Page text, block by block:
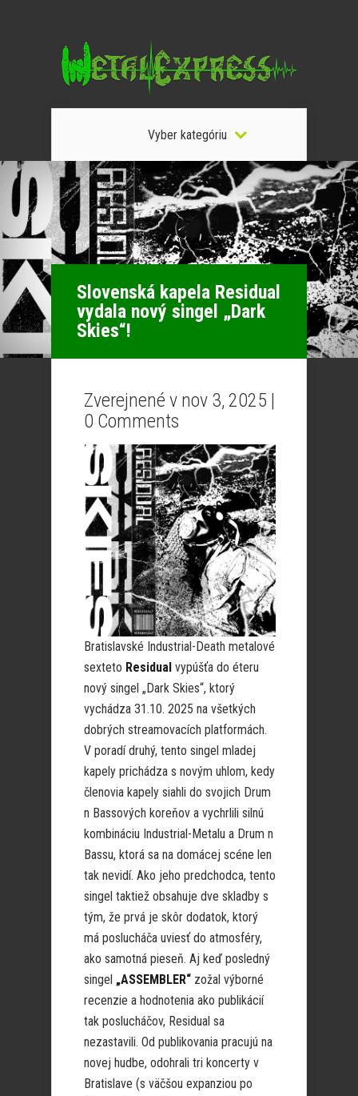
Vyber kategóriu
Slovenská kapela Residual
vydala nový singel „Dark
Skies“!
Zverejnené v nov 3, 2025 |
0 Comments
Bratislavské Industrial-Death metalové
sexteto Residual vypúšťa do éteru
nový singel „Dark Skies“, ktorý
vychádza 31.10. 2025 na všetkých
dobrých streamovacích platformách.
V poradí druhý, tento singel mladej
kapely prichádza s novým uhlom, kedy
členovia kapely siahli do svojich Drum
n Bassových koreňov a vychrlili silnú
kombináciu Industrial-Metalu a Drum n
Bassu, ktorá sa na domácej scéne len
tak nevidí. Ako jeho predchodca, tento
singel taktiež obsahuje dve skladby s
tým, že prvá je skôr dodatok, ktorý
má poslucháča uviesť do atmosféry,
ako samotná pieseň. Aj keď posledný
singel „ASSEMBLER“ zožal výborné
recenzie a hodnotenia ako publikácií
tak poslucháčov, Residual sa
nezastavili. Od publikovania pracujú na
novej hudbe, odohrali tri koncerty v
Bratislave (s väčšou expanziou po